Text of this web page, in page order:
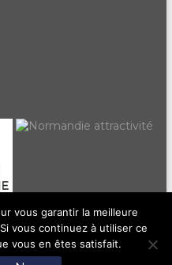
vous garantir la meilleure
vous continuez à utiliser ce
vous en êtes satisfait.